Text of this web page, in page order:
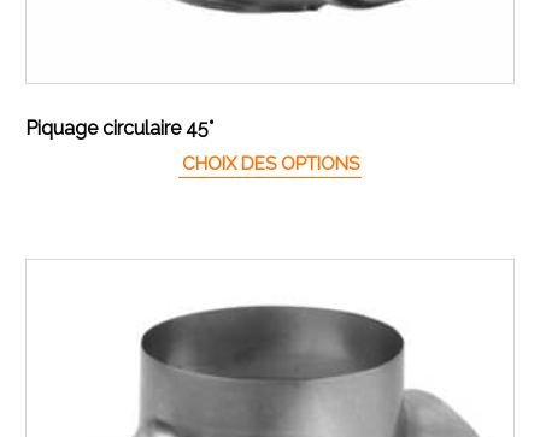
Piquage circulaire 45°
CHOIX DES OPTIONS